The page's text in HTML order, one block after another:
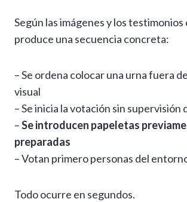
Según las imágenes y los testimonios
produce una secuencia concreta:
– Se ordena colocar una urna fuera
visual
– Se inicia la votación sin supervisión
–Se introducen papeletas
preparadas
– Votan primero personas del
Todo ocurre en segundos.